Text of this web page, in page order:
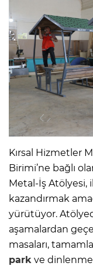
Kırsal Hizmetler
Birimi’ne bağlı
Metal-İş Atölyesi,
kazandırmak
yürütüyor.
aşamalardan
masaları,
park ve dinlenme